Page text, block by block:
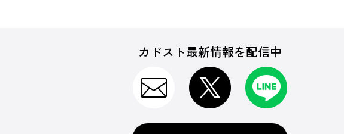
カドスト最新情報を配信中